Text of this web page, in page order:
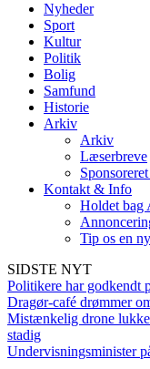
Nyheder
Sport
Kultur
Politik
Bolig
Samfund
Historie
Arkiv
Arkiv
Læserbreve
Kontakt & Info
Holdet bag
Tip os en
SIDSTE NYT
Politikere har godkendt
Dragør-café drømmer
Mistænkelig drone
stadig
Undervisningsminister